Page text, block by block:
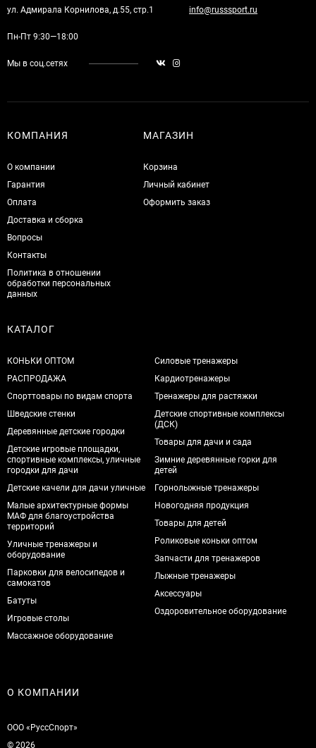
ул. Адмирала Корнилова, д.55, стр.1 info@russsport.ru
Пн-Пт 9:30—18:00
Мы в соц.сетях
КОМПАНИЯ
О компании
Гарантия
Оплата
Доставка и сборка
Вопросы
Контакты
Политика в отношении
обработки персональных
данных
МАГАЗИН
Корзина
Личный кабинет
Оформить заказ
КАТАЛОГ
КОНЬКИ ОПТОМ
РАСПРОДАЖА
Спорттовары по видам спорта
Шведские стенки
Деревянные детские городки
Детские игровые площадки,
спортивные комплексы, уличные
городки для дачи
Детские качели для дачи уличные
Малые архитектурные формы
МАФ для благоустройства
территорий
Уличные тренажеры и
оборудование
Парковки для велосипедов и
самокатов
Батуты
Игровые столы
Массажное оборудование
Силовые тренажеры
Кардиотренажеры
Тренажеры для растяжки
Детские спортивные комплексы
(ДСК)
Товары для дачи и сада
Зимние деревянные горки для
детей
Горнолыжные тренажеры
Новогодняя продукция
Товары для детей
Роликовые коньки оптом
Запчасти для тренажеров
Лыжные тренажеры
Аксессуары
Оздоровительное оборудование
О КОМПАНИИ
ООО «РуссСпорт»
© 2026